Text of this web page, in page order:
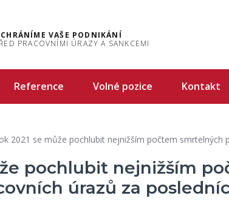
VAŠE PODNIKÁNÍ
PRACOVNÍMI ÚRAZY A SANKCEMI
Reference Volné pozice Kontakt
2021 se může pochlubit nejnižším počtem smrtelných pracovních úrazů
pochlubit nejnižším
úrazů za